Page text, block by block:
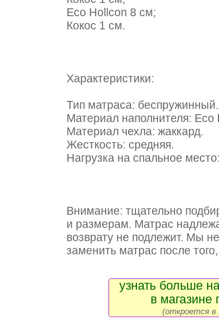
Eco Hollcon 8 см;
Кокос 1 см.
Характеристики:
Тип матраса: беспружинный.
Материал наполнителя: Eco
Материал чехла: жаккард.
Жесткость: средняя.
Нагрузка на спальное место:
Внимание: тщательно
и размерам. Матрас
возврату не подлежит. Мы
заменить матрас после
узнать больше
в магазине
(откроется в